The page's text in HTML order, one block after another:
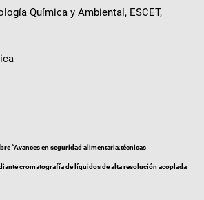
Química y Ambiental, ESCET,
“Avances en seguridad alimentaria:técnicas
cromatografía de líquidos de alta resolución acoplada